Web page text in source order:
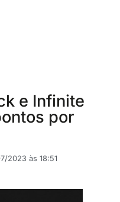
e Infinite
por
2023 às 18:51